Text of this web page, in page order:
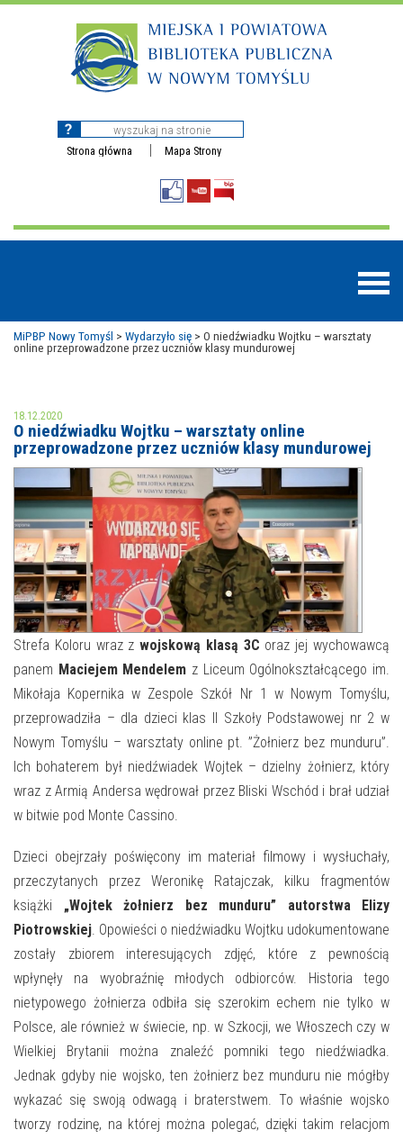
Strona główna Mapa Strony
MOJE KONTO
AKTUALNOŚCI
NAJBLIŻSZE WYDARZENIA
WYDARZENIA BIEŻĄCE
WYDARZYŁO SIĘ
NASZA OFERTA
STREFA WIEDZY O REGIONIE
STREFA KOLORU
FORMY STAŁE
NASZE FILIE
POLECANE STRONY
WYDARZENIA KULTURALNE
FOTO
E-INFORMATOR
O NAS
MiPBP Nowy Tomyśl > Wydarzyło się > O niedźwiadku Wojtku – warsztaty
online przeprowadzone przez uczniów klasy mundurowej
18.12.2020
O niedźwiadku Wojtku – warsztaty online
przeprowadzone przez uczniów klasy mundurowej
Strefa Koloru wraz zwojskową klasą 3C oraz jej wychowawcą
panem Maciejem Mendelem z Liceum Ogólnokształcącego im.
Mikołaja Kopernika w Zespole Szkół Nr 1 w Nowym Tomyślu,
przeprowadziła – dla dzieci klas II Szkoły Podstawowej nr 2 w
Nowym Tomyślu – warsztaty online pt. ”Żołnierz bez munduru”.
Ich bohaterem był niedźwiadek Wojtek – dzielny żołnierz, który
wraz z Armią Andersa wędrował przez Bliski Wschód i brał udział
w bitwie pod Monte Cassino.
Dzieci obejrzały poświęcony im materiał filmowy i wysłuchały,
przeczytanych przez Weronikę Ratajczak, kilku fragmentów
książki „Wojtek żołnierz bez munduru” autorstwa Elizy
Piotrowskiej. Opowieści o niedźwiadku Wojtku udokumentowane
zostały zbiorem interesujących zdjęć, które z pewnością
wpłynęły na wyobraźnię młodych odbiorców. Historia tego
nietypowego żołnierza odbiła się szerokim echem nie tylko w
Polsce, ale również w świecie, np. w Szkocji, we Włoszech czy w
Wielkiej Brytanii można znaleźć pomniki tego niedźwiadka.
Jednak gdyby nie wojsko, ten żołnierz bez munduru nie mógłby
wykazać się swoją odwagą i braterstwem. To właśnie wojsko
tworzy rodzinę, na której można polegać, dzięki takim relacjom